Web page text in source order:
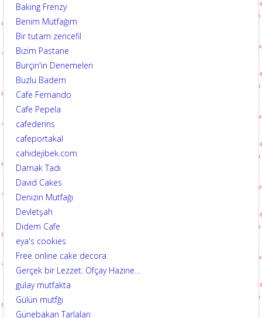
Baking Frenzy
Benim Mutfağım
Bir tutam zencefil
Bizim Pastane
Burçin'in Denemeleri
Buzlu Badem
Cafe Fernando
Cafe Pepela
cafederins
cafeportakal
cahidejibek.com
Damak Tadı
David Cakes
Denizin Mutfağı
Devletşah
Didem Cafe
eya's cookies
Free online cake decora
Gerçek bir Lezzet: Ofçay Hazine…
gülay mutfakta
Gülün mutfğı
Günebakan Tarlaları